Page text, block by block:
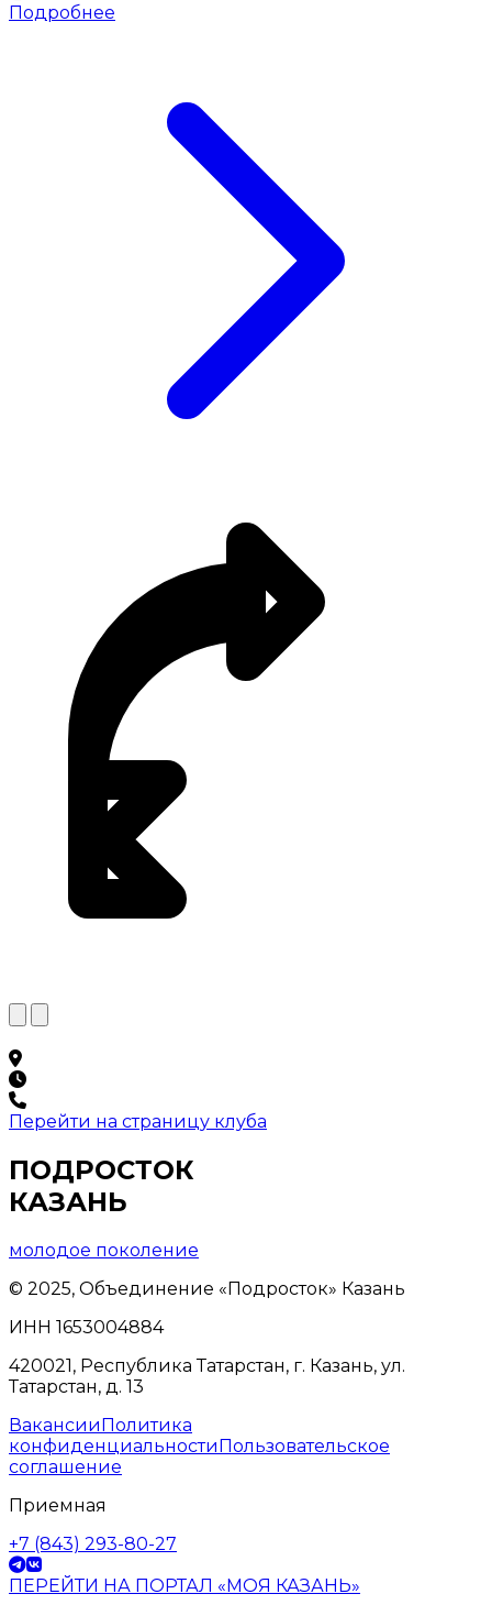
Подробнее
Previous
Next
Перейти на страницу клуба
ПОДРОСТОК
КАЗАНЬ
молодое поколение
© 2025, Объединение «Подросток» Казань
ИНН 1653004884
420021, Республика Татарстан, г. Казань, ул.
Татарстан, д. 13
ВакансииПолитика
конфиденциальностиПользовательское
соглашение
Приемная
+7 (843) 293-80-27
ПЕРЕЙТИ НА ПОРТАЛ «МОЯ КАЗАНЬ»